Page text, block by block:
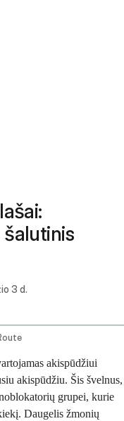
3 d.
akispūdžiui
akispūdžiu. Šis švelnus,
grupei, kurie
Daugelis žmonių